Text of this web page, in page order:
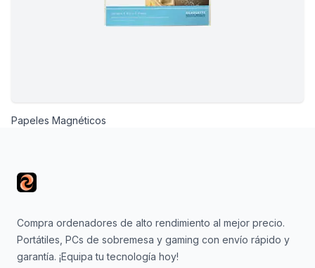
Papeles Magnéticos
Compra ordenadores de alto rendimiento al mejor precio.
Portátiles, PCs de sobremesa y gaming con envío rápido y
garantía. ¡Equipa tu tecnología hoy!